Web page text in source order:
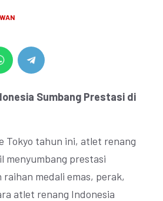
Sumbang Prestasi di
Tokyo tahun ini, atlet renang
menyumbang prestasi
raihan medali emas, perak,
atlet renang Indonesia